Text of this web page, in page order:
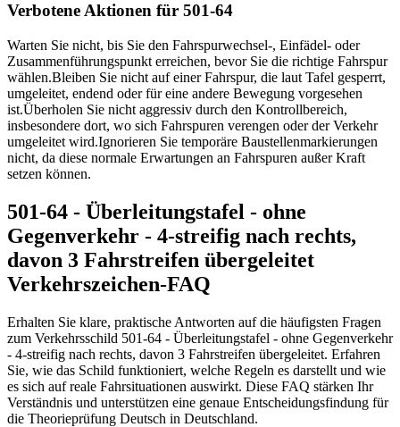
Verbotene Aktionen für 501-64
Warten Sie nicht, bis Sie den Fahrspurwechsel-, Einfädel- oder
Zusammenführungspunkt erreichen, bevor Sie die richtige Fahrspur
wählen.Bleiben Sie nicht auf einer Fahrspur, die laut Tafel gesperrt,
umgeleitet, endend oder für eine andere Bewegung vorgesehen
ist.Überholen Sie nicht aggressiv durch den Kontrollbereich,
insbesondere dort, wo sich Fahrspuren verengen oder der Verkehr
umgeleitet wird.Ignorieren Sie temporäre Baustellenmarkierungen
nicht, da diese normale Erwartungen an Fahrspuren außer Kraft
setzen können.
501-64 - Überleitungstafel - ohne
Gegenverkehr - 4-streifig nach rechts,
davon 3 Fahrstreifen übergeleitet
Verkehrszeichen-FAQ
Erhalten Sie klare, praktische Antworten auf die häufigsten Fragen
zum Verkehrsschild 501-64 - Überleitungstafel - ohne Gegenverkehr
- 4-streifig nach rechts, davon 3 Fahrstreifen übergeleitet. Erfahren
Sie, wie das Schild funktioniert, welche Regeln es darstellt und wie
es sich auf reale Fahrsituationen auswirkt. Diese FAQ stärken Ihr
Verständnis und unterstützen eine genaue Entscheidungsfindung für
die Theorieprüfung Deutsch in Deutschland.